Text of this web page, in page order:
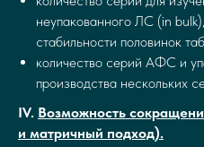
неупакованного ЛС (in
стабильности половинок
количество серий АФС и
производства нескольких
IV. Возможность
и матричный подход).